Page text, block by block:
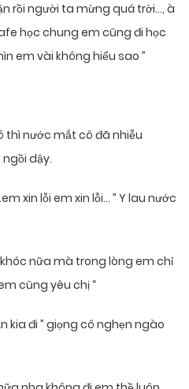
rồi người ta mừng quá trời…, à
học chung em cũng đi học
em vài không hiểu sao ”
thì nước mắt cô đã nhiễu
dậy.
xin lỗi em xin lỗi… ” Y lau nước
khóc nữa mà trong lòng em chỉ
cũng yêu chị “
kia đi ” giọng cô nghẹn ngào